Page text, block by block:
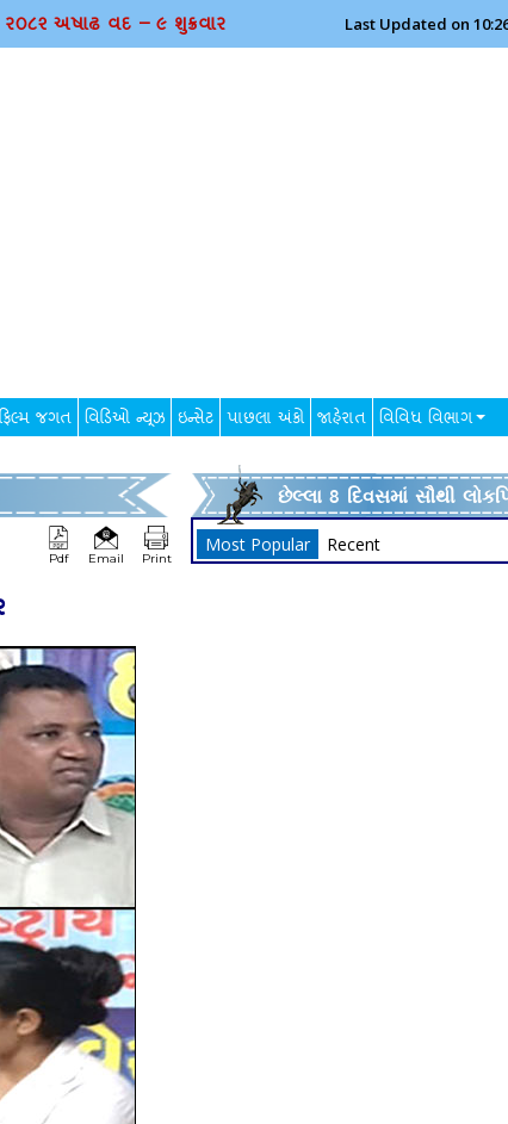
અષાઢ વદ – ૯ શુક્રવાર Last Updated on
ફિલ્મ જગત વિડિઓ ન્યૂઝ ઇન્સેટ પાછલા અંકો જાહેરાત વિવિધ વિભાગ
Pdf Email Print
છેલ્લા 8 દિવસમાં સૌથી
Most Popular Recent